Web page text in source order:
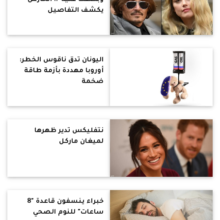
يكشف التفاصيل
اليونان تدق ناقوس الخطر:
أوروبا مهددة بأزمة طاقة
ضخمة
نتفليكس تدير ظهرها
لميغان ماركل
خبراء ينسفون قاعدة "8
ساعات" للنوم الصحي